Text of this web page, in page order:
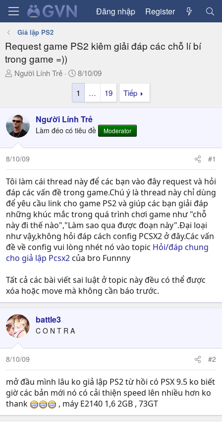
Đăng nhập Register
Giả lập PS2
Request game PS2 kiêm giải đáp các chỗ lí bí
trong game =))
T
a
d
s
t
a
t
e
r
Người Lính Trẻ
N
g
à
y
g
ử
i
8/10/09
1
… 19 Tiếp
Người Lính Trẻ
Làm đéo có tiêu đề Moderator
8/10/09 #1
Tôi làm cái thread này để các bạn vào đây request và hỏi
đáp các vấn đề trong game.Chú ý là thread này chỉ dùng
để yêu cầu link cho game PS2 và giúp các bạn giải đáp
những khúc mắc trong quá trình chơi game như "chỗ
này đi thế nào","Làm sao qua được đoạn này".Đại loại
như vậy,không hỏi đáp cách config PCSX2 ở đây.Các vấn
đề về config vui lòng nhét nó vào topic Hỏi/đáp chung
cho giả lập Pcsx2của bro Funnny
Tất cả các bài viết sai luật ở topic này đều có thể được
xóa hoặc move mà không cần báo trước.
battle3
C O N T R A
8/10/09 #2
mở đầu mình lâu ko giả lập PS2 từ hồi có PSX 9.5 ko biết
giờ các bản mới nó có cải thiện speed lên nhiều hơn ko
thank
, máy E2140 1,6 2GB , 73GT